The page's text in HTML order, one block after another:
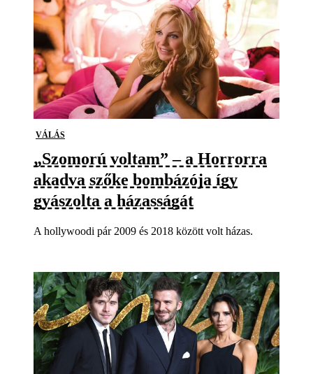
VÁLÁS
„Szomorú voltam” – a Horrorra
akadva szőke bombázója így
gyászolta a házasságát
A hollywoodi pár 2009 és 2018 között volt házas.